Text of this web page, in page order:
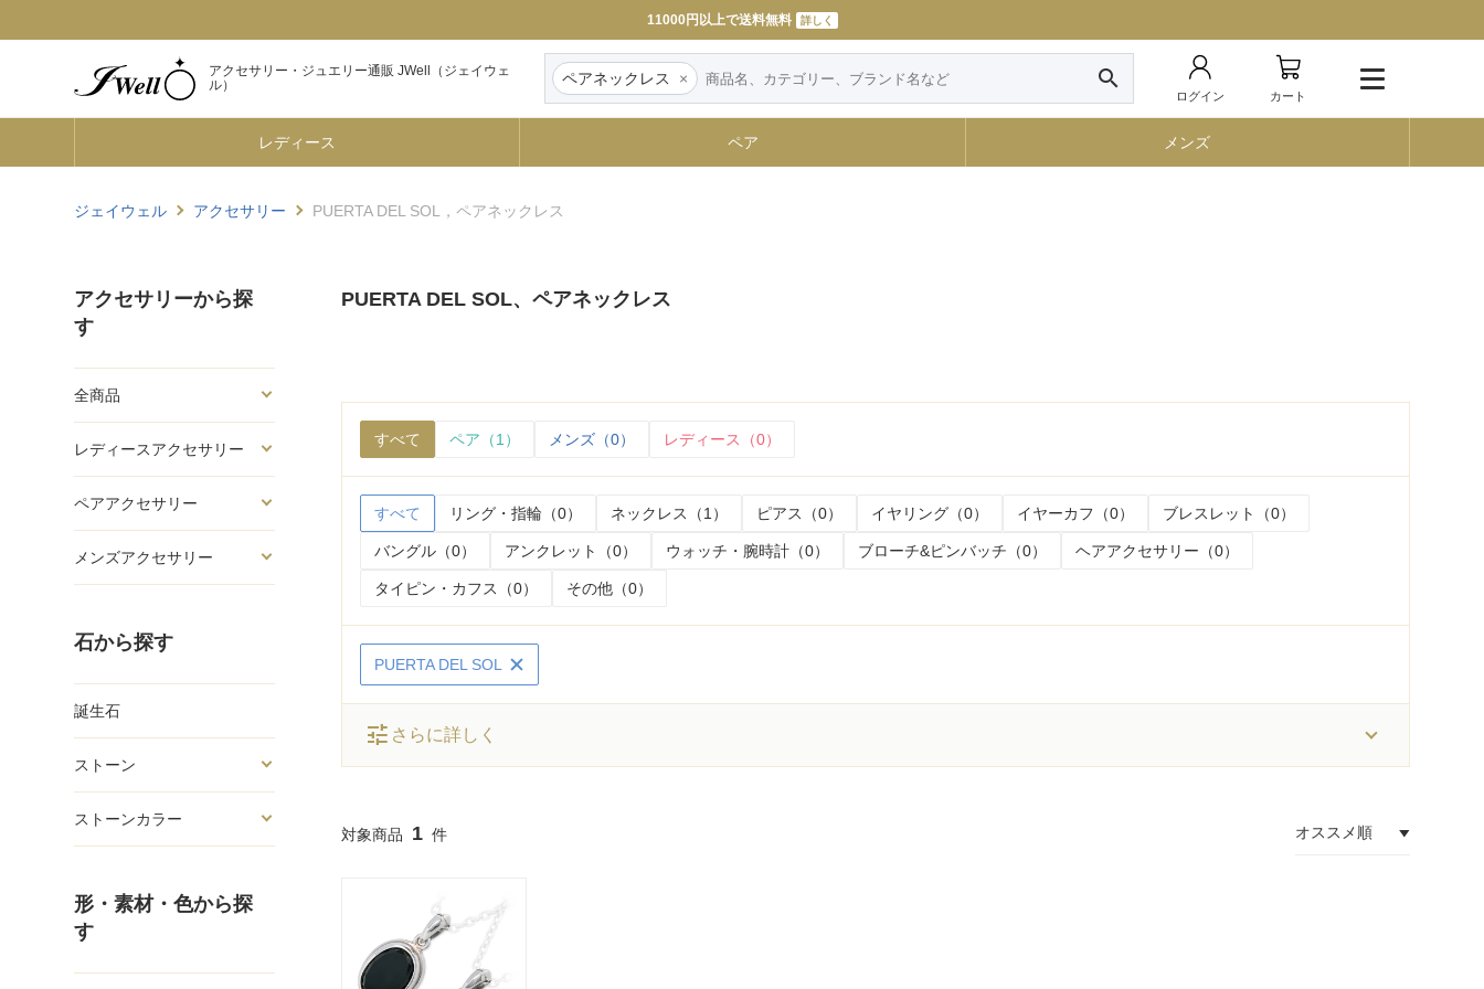
11000円以上で送料無料 詳しく
アクセサリー・ジュエリー通販 JWell（ジェイウェ
ル）
ペアネックレス × search
ログイン カート
レディース ペア メンズ
ジェイウェル アクセサリー PUERTA DEL SOL，ペアネックレス
アクセサリーから探
す
全商品
レディースアクセサリー
ペアアクセサリー
メンズアクセサリー
石から探す
誕生石
ストーン
ストーンカラー
形・素材・色から探
す
PUERTA DEL SOL、ペアネックレス
すべて ペア（1） メンズ（0） レディース（0）
すべて リング・指輪（0） ネックレス（1） ピアス（0） イヤリング（0） イヤーカフ（0） ブレスレット（0）
バングル（0） アンクレット（0） ウォッチ・腕時計（0） ブローチ&ピンバッチ（0） ヘアアクセサリー（0）
タイピン・カフス（0） その他（0）
PUERTA DEL SOL
tune さらに詳しく
1